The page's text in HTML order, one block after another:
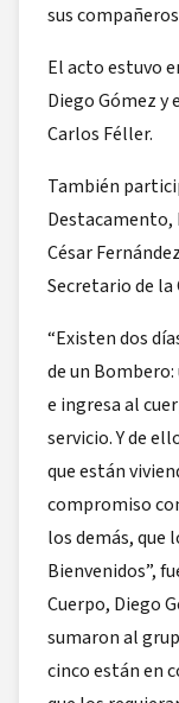
sus
El acto estuvo
Diego Gómez y
Carlos Féller.
También
Destacamento,
César
Secretario de la
“Existen dos
de un Bombero:
e ingresa al
servicio. Y de
que están
compromiso
los demás, que
Bienvenidos”,
Cuerpo, Diego
sumaron al
cinco están en